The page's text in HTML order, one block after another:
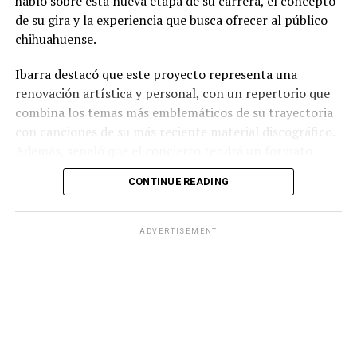
de su gira y la experiencia que busca ofrecer al público
chihuahuense.
Ibarra destacó que este proyecto representa una
renovación artística y personal, con un repertorio que
combina los temas más emblemáticos de su trayectoria
con canciones de su más reciente material discográfico.
pensado para disfrutarse al aire libre, acompañado de
propuestas gastronómicas, talento local y una
atmósfera de convivencia.
CONTINUE READING
ADVERTISEMENT